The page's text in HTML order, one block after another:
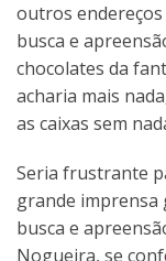
outros endereços
busca e
chocolates da
acharia mais
as caixas sem
Seria frustrante
grande imprensa
busca e
Nogueira, se